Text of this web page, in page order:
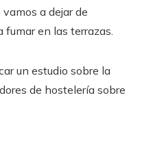
a dejar de
en las terrazas.
un estudio sobre la
de hostelería sobre